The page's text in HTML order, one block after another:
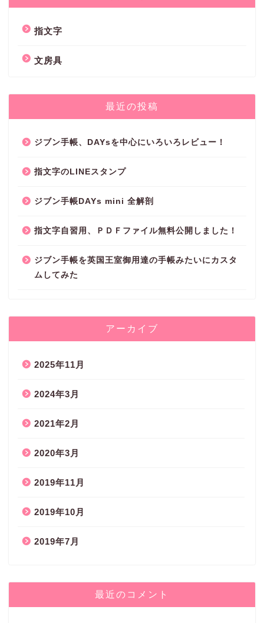
指文字
文房具
最近の投稿
ジブン手帳、DAYsを中心にいろいろレビュー！
指文字のLINEスタンプ
ジブン手帳DAYs mini 全解剖
指文字自習用、ＰＤＦファイル無料公開しました！
ジブン手帳を英国王室御用達の手帳みたいにカスタ
ムしてみた
アーカイブ
2025年11月
2024年3月
2021年2月
2020年3月
2019年11月
2019年10月
2019年7月
最近のコメント